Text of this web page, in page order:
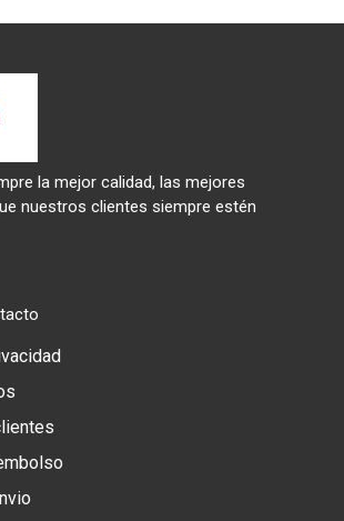
la mejor calidad, las mejores
nuestros clientes siempre estén